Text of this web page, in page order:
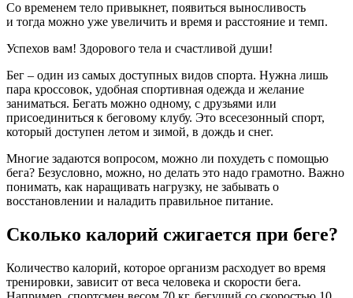
Со временем тело привыкнет, появиться выносливость
и тогда можно уже увеличить и время и расстояние и темп.
Успехов вам! Здорового тела и счастливой души!
Бег – один из самых доступных видов спорта. Нужна лишь
пара кроссовок, удобная спортивная одежда и желание
заниматься. Бегать можно одному, с друзьями или
присоединиться к беговому клубу. Это всесезонный спорт,
который доступен летом и зимой, в дождь и снег.
Многие задаются вопросом, можно ли похудеть с помощью
бега? Безусловно, можно, но делать это надо грамотно. Важно
понимать, как наращивать нагрузку, не забывать о
восстановлении и наладить правильное питание.
Сколько калорий сжигается при беге?
Количество калорий, которое организм расходует во время
тренировки, зависит от веса человека и скорости бега.